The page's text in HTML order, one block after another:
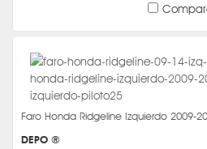
Faro Honda Ridgeline Izquierdo 2009-
DEPO ®